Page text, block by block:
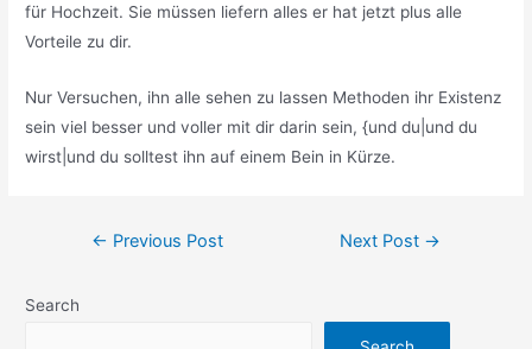
für Hochzeit. Sie müssen liefern alles er hat jetzt plus alle
Vorteile zu dir.
Nur Versuchen, ihn alle sehen zu lassen Methoden ihr Existenz
sein viel besser und voller mit dir darin sein, {und du|und du
wirst|und du solltest ihn auf einem Bein in Kürze.
Post← Previous Post Next Post →
Search